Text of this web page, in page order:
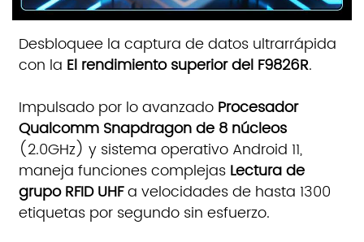
Desbloquee la captura de datos ultrarrápida
con la El rendimiento superior del F9826R.
Impulsado por lo avanzado Procesador
Qualcomm Snapdragon de 8 núcleos
(2.0GHz) y sistema operativo Android 11,
maneja funciones complejas Lectura de
grupo RFID UHFa velocidades de hasta 1300
etiquetas por segundo sin esfuerzo.